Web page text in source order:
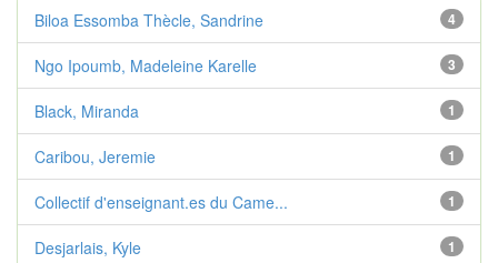
4
Biloa Essomba Thècle, Sandrine
3
Ngo Ipoumb, Madeleine Karelle
1
Black, Miranda
1
Caribou, Jeremie
1
Collectif d'enseignant.es du Came...
1
Desjarlais, Kyle